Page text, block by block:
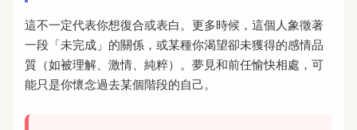
這不一定代表你想復合或表白。更多時候，這個人象徵著
一段「未完成」的關係，或某種你渴望卻未獲得的感情品
質（如被理解、激情、純粹）。夢見和前任愉快相處，可
能只是你懷念過去某個階段的自己。